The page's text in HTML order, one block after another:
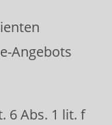
Angebots
6 Abs. 1 lit. f